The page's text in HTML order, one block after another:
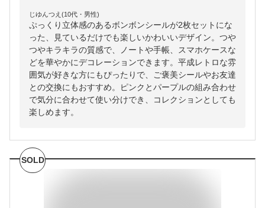
じゆんつえ(10代・男性)
ぷっくり立体感のあるボンボンシールが2枚セットにな
った、見ているだけでも楽しいかわいいデザイン。つや
つやキラキラの質感で、ノートや手帳、スマホケースな
どを華やかにデコレーションできます。平成レトロな雰
囲気が好きな方にもぴったりで、ご褒美シールやお友達
との交換にもおすすめ。ピンクとパープルの組み合わせ
で気分に合わせて使い分けでき、コレクションとしても
楽しめます。
SOLD